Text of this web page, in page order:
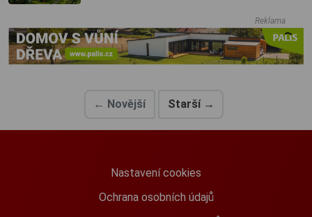
Reklama
← Novější Starší →
Nastavení cookies
Ochrana osobních údajů